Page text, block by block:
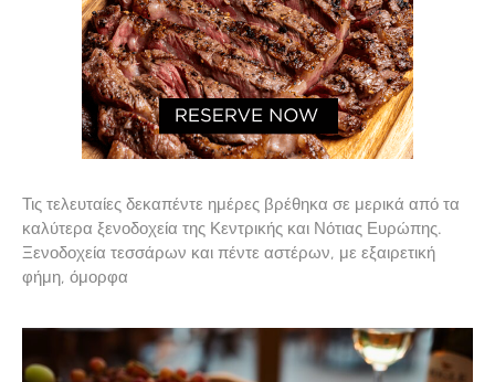
Τις τελευταίες δεκαπέντε ημέρες βρέθηκα σε μερικά από τα
καλύτερα ξενοδοχεία της Κεντρικής και Νότιας Ευρώπης.
Ξενοδοχεία τεσσάρων και πέντε αστέρων, με εξαιρετική
φήμη, όμορφα